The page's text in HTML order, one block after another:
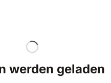
werden geladen